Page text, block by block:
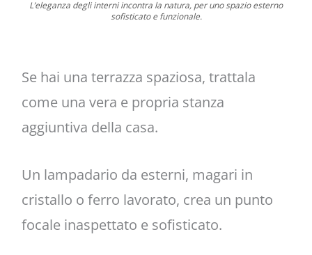
L’eleganza degli interni incontra la natura, per uno spazio esterno
sofisticato e funzionale.
Se hai una terrazza spaziosa, trattala
come una vera e propria stanza
aggiuntiva della casa.
Un lampadario da esterni, magari in
cristallo o ferro lavorato, crea un punto
focale inaspettato e sofisticato.